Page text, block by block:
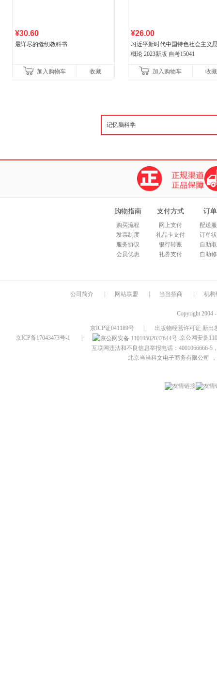
¥30.60
最详尽的缝纫教科书
加入购物车 收藏
¥26.00
习近平新时代中国特色社会主义
概论 2023新版 自考15041
加入购物车 收藏
购物指南
购买流程
发票制度
服务协议
会员优惠
支付方式
网上支付
礼品卡支付
银行转账
礼券支付
订
配送
订单
自助
自助
公司简介 网站联盟 当当招商 机构
Copyright 2004
京ICP证041189号
出版物经营许可证 新出
京ICP备17043473号-1
京公网安备
互联网违法和不良信息举报电话：4001066666-5
北京当当科文电子商务有限公司